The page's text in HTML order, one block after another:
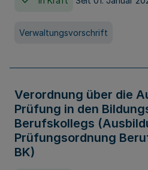
Verwaltungsvorschrift
Verordnung über die
Prüfung in den
Berufskollegs
Prüfungsordnung
BK)